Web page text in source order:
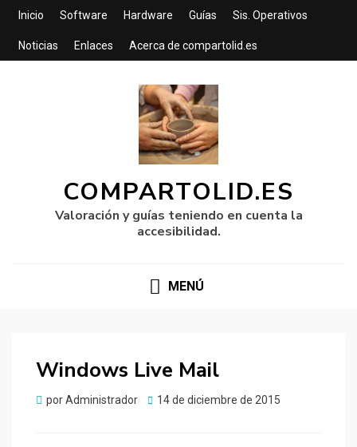
Inicio Software Hardware Guías Sis. Operativos
Noticias Enlaces Acerca de compartolid.es
COMPARTOLID.ES
Valoración y guías teniendo en cuenta la
accesibilidad.
MENÚ
Windows Live Mail
porAdministrador
Publicado
14 de diciembre de 2015